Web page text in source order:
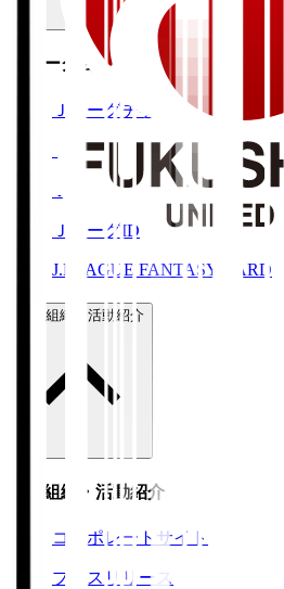
Ｊリーグ公式サービス
Ｊリーグチケット
Ｊリーグ公式アプリ
Ｊリーグオンラインストア
ＪリーグID
J.LEAGUE FANTASY CARD
運営組織・活動紹介
運営組織・活動紹介
コーポレートサイト
プレスリリース